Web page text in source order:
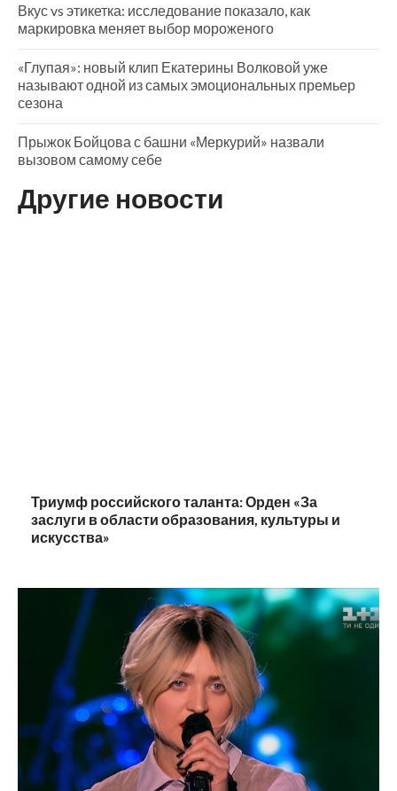
Вкус vs этикетка: исследование показало, как
маркировка меняет выбор мороженого
«Глупая»: новый клип Екатерины Волковой уже
называют одной из самых эмоциональных премьер
сезона
Прыжок Бойцова с башни «Меркурий» назвали
вызовом самому себе
Другие новости
Триумф российского таланта: Орден «За
заслуги в области образования, культуры и
искусства»